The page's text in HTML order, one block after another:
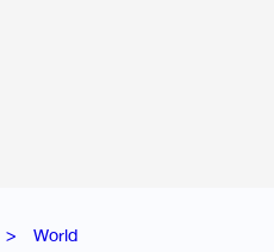
World